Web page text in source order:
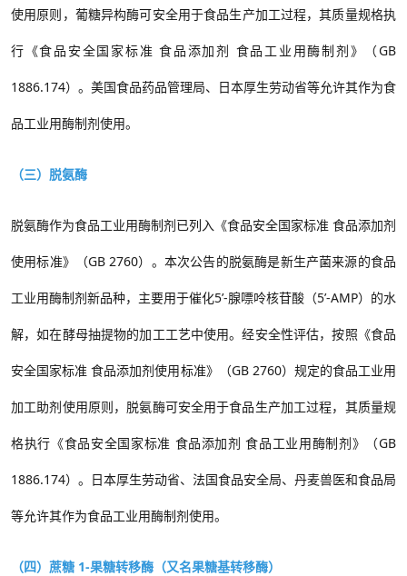
使用原则， 葡糖异构酶可安全用于食品生产加工过程，其质量规格执
行《食品安全国家标准 食品添加剂 食品工业用酶制剂》（GB
1886.174）。 美国食品药品管理局、日本厚生劳动省等允许其作为食
品工业用酶制剂使用。
（三）脱氨酶
脱氨酶作为食品工业用酶制剂已列入 《食品安全国家标准 食品添加剂
使用标准》（GB 2760） 。 本次公告的脱氨酶是新生产菌来源的食品
工业用酶制剂新品种， 主要用于催化5’-腺嘌呤核苷酸（5’-AMP）的水
解，如在酵母抽提物的加工工艺中使用。经安全性评估，按照《食品
安全国家标准 食品添加剂使用标准》（GB 2760） 规定的食品工业用
加工助剂使用原则， 脱氨酶可安全用于食品生产加工过程，其质量规
格执行《食品安全国家标准 食品添加剂 食品工业用酶制剂》（GB
1886.174）。 日本厚生劳动省、法国食品安全局、丹麦兽医和食品局
等允许其作为食品工业用酶制剂使用。
（四）蔗糖 1-果糖转移酶（又名果糖基转移酶）